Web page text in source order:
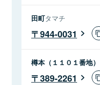
田町タマチ
944-0031
樽本（１１０１番地）
389-2261